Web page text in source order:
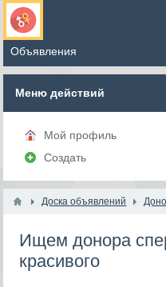
Меню действий
Мой профиль
Создать
Доска объявлений
Ищем донора
красивого